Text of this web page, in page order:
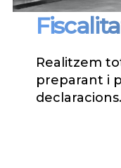
Realitzem
preparant i
declaracions.